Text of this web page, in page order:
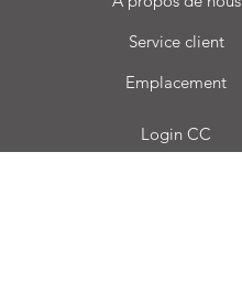
Service client
Emplacement
Login CC